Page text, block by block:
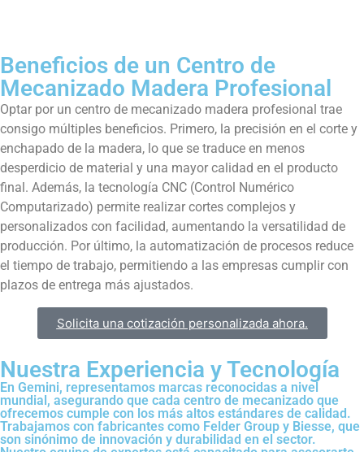
Beneficios de un Centro de
Mecanizado Madera Profesional
Optar por un centro de mecanizado madera profesional trae
consigo múltiples beneficios. Primero, la precisión en el corte y
enchapado de la madera, lo que se traduce en menos
desperdicio de material y una mayor calidad en el producto
final. Además, la tecnología CNC (Control Numérico
Computarizado) permite realizar cortes complejos y
personalizados con facilidad, aumentando la versatilidad de
producción. Por último, la automatización de procesos reduce
el tiempo de trabajo, permitiendo a las empresas cumplir con
plazos de entrega más ajustados.
Solicita una cotización personalizada ahora.
Nuestra Experiencia y Tecnología​
En Gemini, representamos marcas reconocidas a nivel
mundial, asegurando que cada centro de mecanizado que
ofrecemos cumple con los más altos estándares de calidad.
Trabajamos con fabricantes como Felder Group y Biesse, que
son sinónimo de innovación y durabilidad en el sector.